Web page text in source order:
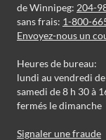
de Winnipeg: 204-
sans frais: 1-800-
Envoyez-nous un
Heures de bureau:
lundi au vendredi
samedi de 8 h 30 à
fermés le dimanche
Signaler une fraude